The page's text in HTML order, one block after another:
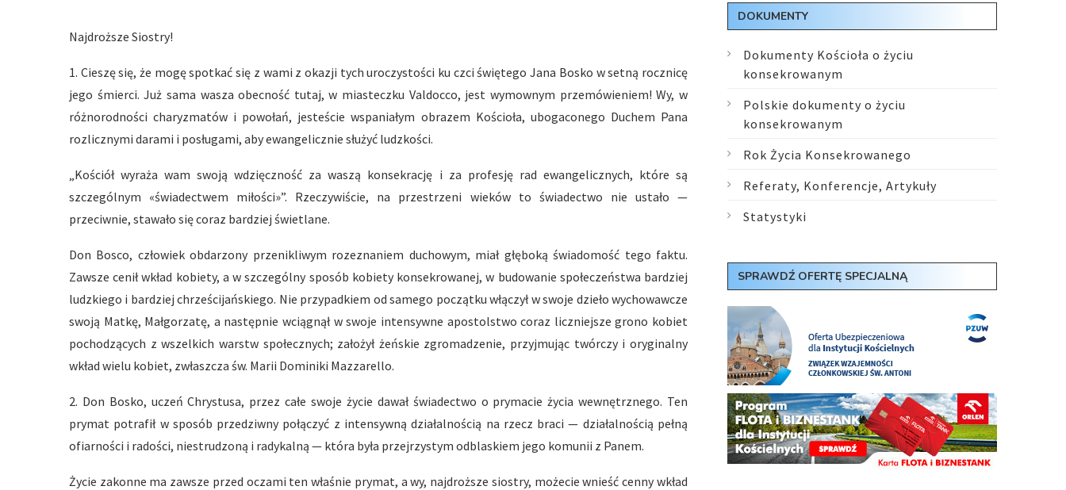
Najdroższe Siostry!
1. Cieszę się, że mogę spotkać się z wami z okazji tych uroczystości ku czci świętego Jana Bosko w setną rocznicę
jego śmierci. Już sama wasza obecność tutaj, w miasteczku Valdocco, jest wymownym przemówieniem! Wy, w
różnorodności charyzmatów i powołań, jesteście wspaniałym obrazem Kościoła, ubogaconego Duchem Pana
rozlicznymi darami i posługami, aby ewangelicznie służyć ludzkości.
„Kościół wyraża wam swoją wdzięczność za waszą konsekrację i za profesję rad ewangelicznych, które są
szczególnym «świadectwem miłości»”. Rzeczywiście, na przestrzeni wieków to świadectwo nie ustało —
przeciwnie, stawało się coraz bardziej świetlane.
Don Bosco, człowiek obdarzony przenikliwym rozeznaniem duchowym, miał głęboką świadomość tego faktu.
Zawsze cenił wkład kobiety, a w szczególny sposób kobiety konsekrowanej, w budowanie społeczeństwa bardziej
ludzkiego i bardziej chrześcijańskiego. Nie przypadkiem od samego początku włączył w swoje dzieło wychowawcze
swoją Matkę, Małgorzatę, a następnie wciągnął w swoje intensywne apostolstwo coraz liczniejsze grono kobiet
pochodzących z wszelkich warstw społecznych; założył żeńskie zgromadzenie, przyjmując twórczy i oryginalny
wkład wielu kobiet, zwłaszcza św. Marii Dominiki Mazzarello.
2. Don Bosko, uczeń Chrystusa, przez całe swoje życie dawał świadectwo o prymacie życia wewnętrznego. Ten
prymat potrafił w sposób przedziwny połączyć z intensywną działalnością na rzecz braci — działalnością pełną
ofiarności i radości, niestrudzoną i radykalną — która była przejrzystym odblaskiem jego komunii z Panem.
Życie zakonne ma zawsze przed oczami ten właśnie prymat, a wy, najdroższe siostry, możecie wnieść cenny wkład
DOKUMENTY
Dokumenty Kościoła o życiu
konsekrowanym
Polskie dokumenty o życiu
konsekrowanym
Rok Życia Konsekrowanego
Referaty, Konferencje, Artykuły
Statystyki
SPRAWDŹ OFERTĘ SPECJALNĄ